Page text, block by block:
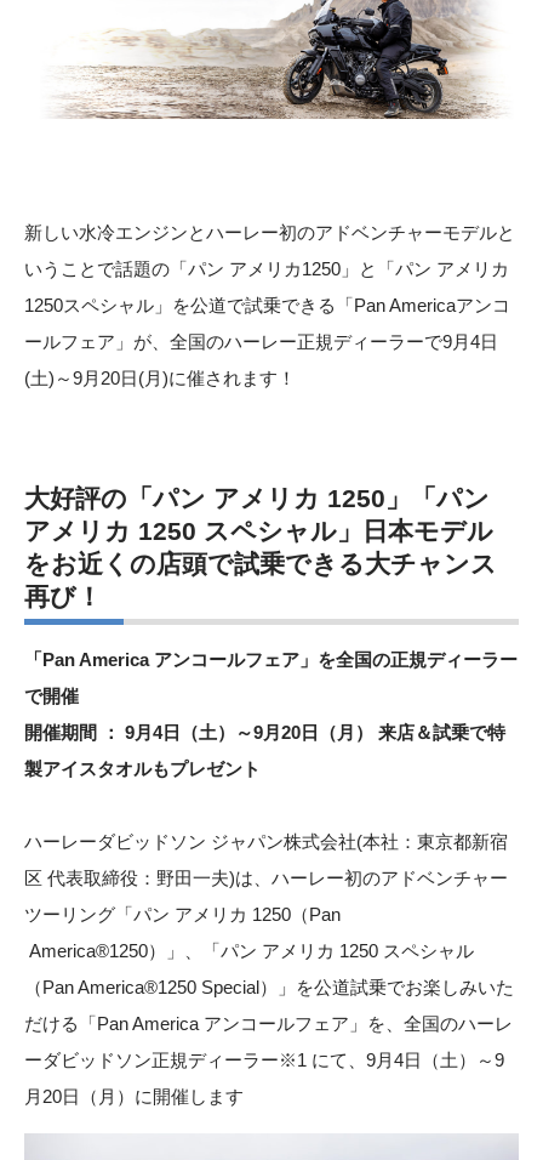
新しい水冷エンジンとハーレー初のアドベンチャーモデルと
いうことで話題の「パン アメリカ1250」と「パン アメリカ
1250スペシャル」を公道で試乗できる「Pan Americaアンコ
ールフェア」が、全国のハーレー正規ディーラーで9月4日
(土)～9月20日(月)に催されます！
大好評の「パン アメリカ 1250」「パン
アメリカ 1250 スペシャル」日本モデル
をお近くの店頭で試乗できる大チャンス
再び！
「Pan America アンコールフェア」を全国の正規ディーラー
で開催
開催期間 ： 9月4日（土）～9月20日（月） 来店＆試乗で特
製アイスタオルもプレゼント
ハーレーダビッドソン ジャパン株式会社(本社：東京都新宿
区 代表取締役：野田一夫)は、ハーレー初のアドベンチャー
ツーリング「パン アメリカ 1250（Pan
America®1250）」、「パン アメリカ 1250 スペシャル
（Pan America®1250 Special）」を公道試乗でお楽しみいた
だける「Pan America アンコールフェア」を、全国のハーレ
ーダビッドソン正規ディーラー※1 にて、9月4日（土）～9
月20日（月）に開催します